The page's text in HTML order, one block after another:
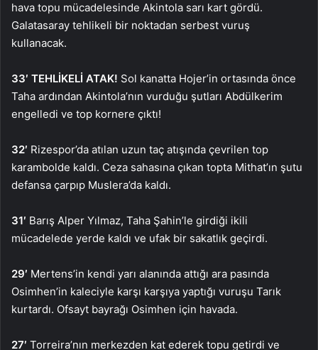
hava topu mücadelesinde Akintola sarı kart gördü.
Galatasaray tehlikeli bir noktadan serbest vuruş
kullanacak.
33′ TEHLİKELİ ATAK! Sol kanatta Hojer’in ortasında önce
Taha ardından Akintola’nın vurduğu şutları Abdülkerim
engelledi ve top kornere çıktı!
32′ Rizespor’da atılan uzun taç atışında çevrilen top
karambolde kaldı. Ceza sahasına çıkan topta Mithat’ın şutu
defansa çarpıp Muslera’da kaldı.
31′ Barış Alper Yılmaz, Taha Şahin’le girdiği ikili
mücadelede yerde kaldı ve ufak bir sakatlık geçirdi.
29′ Mertens’in kendi yarı alanında attığı ara pasında
Osimhen’in kaleciyle karşı karşıya yaptığı vuruşu Tarık
kurtardı. Ofsayt bayrağı Osimhen için havada.
27′ Torreira’nın merkezden kat ederek topu getirdi ve